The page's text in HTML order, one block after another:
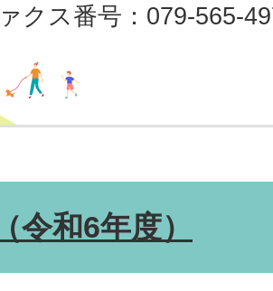
クス番号：079-565-
令和6年度）